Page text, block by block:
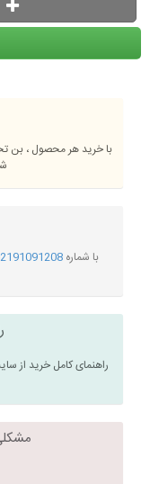
با خرید هر محصول ، بن
با شماره
راهنمای کامل خرید از